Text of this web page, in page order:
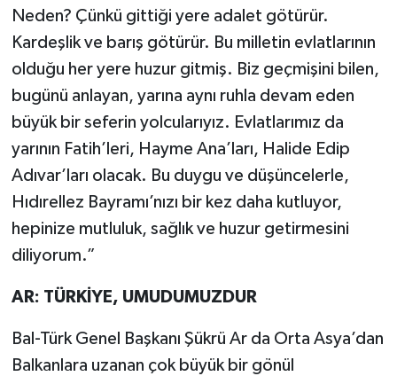
Neden? Çünkü gittiği yere adalet götürür.
Kardeşlik ve barış götürür. Bu milletin evlatlarının
olduğu her yere huzur gitmiş. Biz geçmişini bilen,
bugünü anlayan, yarına aynı ruhla devam eden
büyük bir seferin yolcularıyız. Evlatlarımız da
yarının Fatih’leri, Hayme Ana’ları, Halide Edip
Adıvar’ları olacak. Bu duygu ve düşüncelerle,
Hıdırellez Bayramı’nızı bir kez daha kutluyor,
hepinize mutluluk, sağlık ve huzur getirmesini
diliyorum.”
AR: TÜRKİYE, UMUDUMUZDUR
Bal-Türk Genel Başkanı Şükrü Ar da Orta Asya’dan
Balkanlara uzanan çok büyük bir gönül